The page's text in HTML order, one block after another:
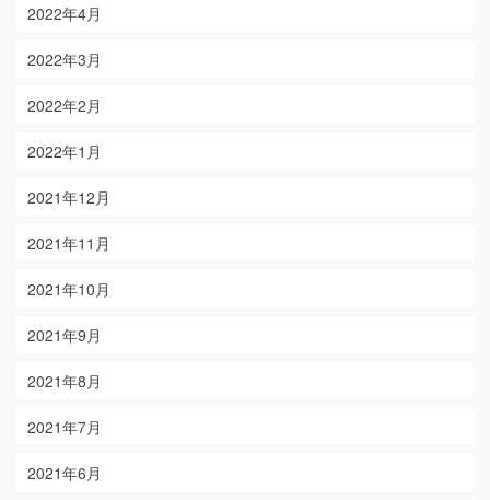
2022年4月
2022年3月
2022年2月
2022年1月
2021年12月
2021年11月
2021年10月
2021年9月
2021年8月
2021年7月
2021年6月